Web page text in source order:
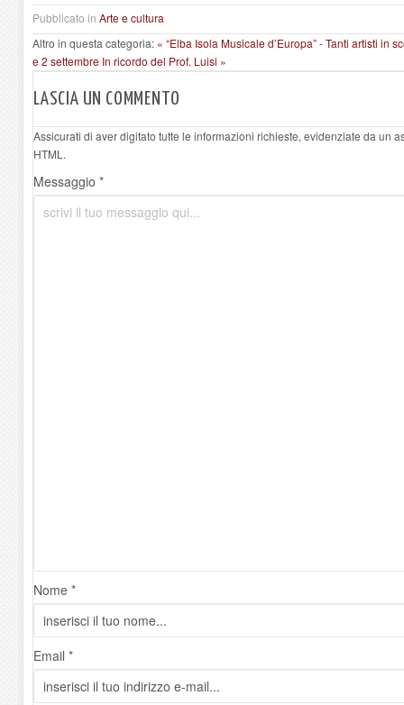
Pubblicato in Arte e cultura
Altro in questa categoria: « “Elba Isola Musicale d’Europa” - Tanti artisti in
e 2 settembre In ricordo del Prof. Luisi »
LASCIA UN COMMENTO
Assicurati di aver digitato tutte le informazioni richieste, evidenziate da un
HTML.
Messaggio *
Nome *
Email *